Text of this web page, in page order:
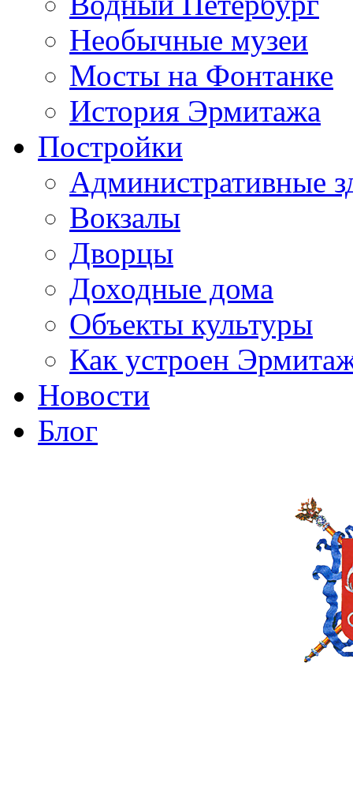
Необычные музеи
Мосты на Фонтанке
История Эрмитажа
Постройки
Административные
Вокзалы
Дворцы
Доходные дома
Объекты культуры
Как устроен
Новости
Блог